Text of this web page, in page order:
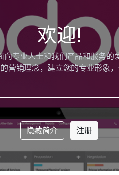
欢迎!
向专业人士和我们产品和服务的
营销理念，建立您的专业形象，
隐藏简介 注册